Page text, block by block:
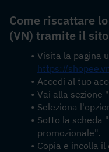
Come riscattare
(VN) tramite il
https://
Accedi al tuo
Vai alla sezione
Seleziona
Sotto la scheda
promozionale".
Copia e incolla